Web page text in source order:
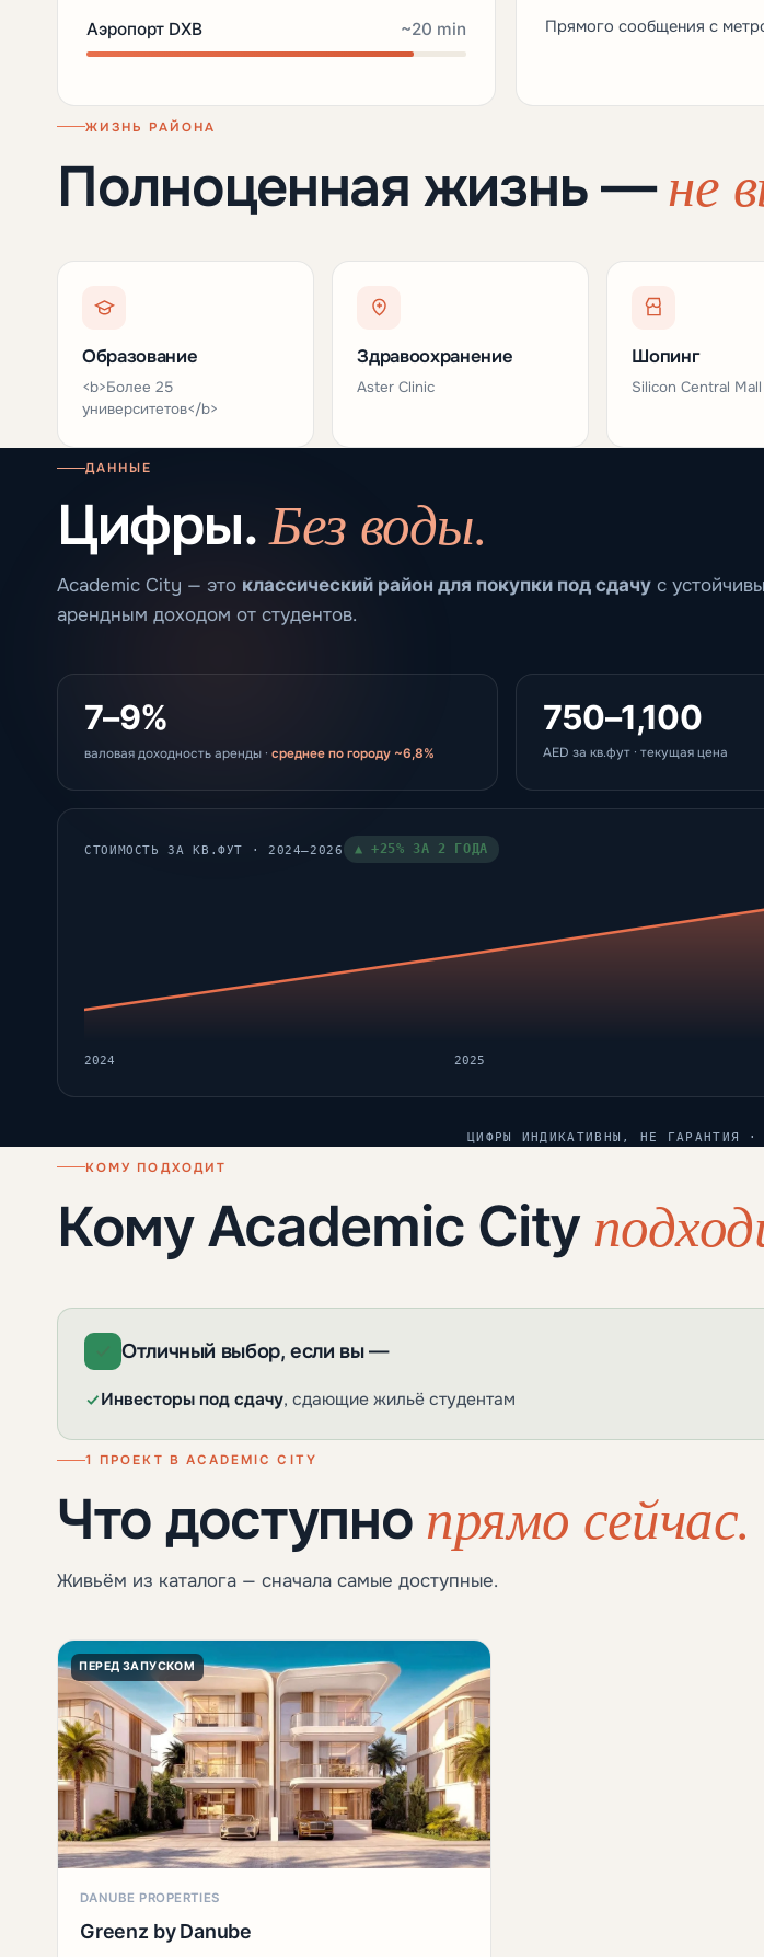
Аэропорт DXB ~20 min Прямого сообщения с
ЖИЗНЬ РАЙОНА
Полноценная жизнь —не
Образование
<b>Более 25
университетов</b>
Здравоохранение
Aster Clinic
Шопинг
Silicon Central Mall
ДАННЫЕ
Цифры.Без воды.
Academic City — это классический район для покупки под сдачу с
арендным доходом от студентов.
7–9%
валовая доходность аренды · среднее по городу ~6,8%
750–1,100
AED за кв.фут · текущая цена
СТОИМОСТЬ ЗА КВ.ФУТ · 2024–2026 ▲ +25% ЗА 2 ГОДА
2024 2025
ЦИФРЫ ИНДИКАТИВНЫ, НЕ ГАРАНТИЯ
КОМУ ПОДХОДИТ
Кому Academic City
Отличный выбор, если вы —
Инвесторы под сдачу, сдающие жильё студентам
1 ПРОЕКТ В ACADEMIC CITY
Что доступно прямо сейчас.
Живьём из каталога — сначала самые доступные.
ПЕРЕД ЗАПУСКОМ
DANUBE PROPERTIES
Greenz by Danube